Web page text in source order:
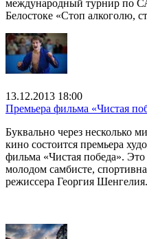
международный турнир по
Белостоке «Стоп алкоголю,
13.12.2013 18:00
Премьера фильма «Чистая
Буквально через несколько
кино состоится премьера
фильма «Чистая победа». Это
молодом самбисте,
режиссера Георгия Шенгелия.